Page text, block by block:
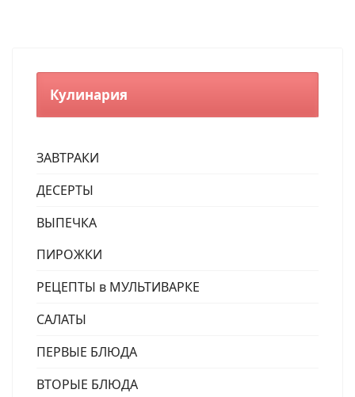
Кулинария
ЗАВТРАКИ
ДЕСЕРТЫ
ВЫПЕЧКА
ПИРОЖКИ
РЕЦЕПТЫ в МУЛЬТИВАРКЕ
САЛАТЫ
ПЕРВЫЕ БЛЮДА
ВТОРЫЕ БЛЮДА